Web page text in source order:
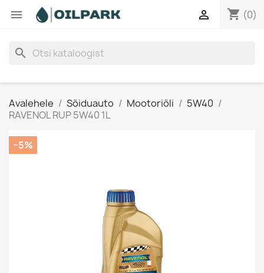
 shopping_cart (0)

search
Avalehele Sõiduauto Mootoriõli
5W40
RAVENOL RUP 5W40 1L
−5%